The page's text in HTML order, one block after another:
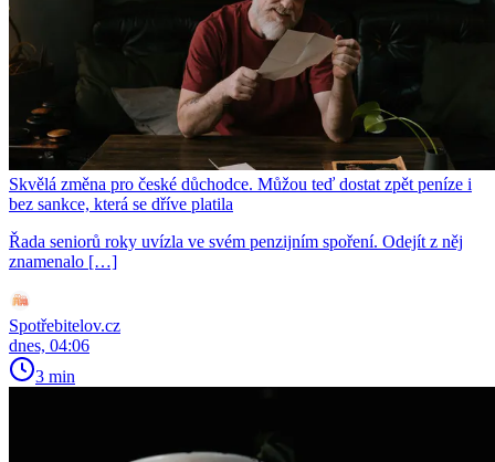
Skvělá změna pro české důchodce. Můžou teď dostat zpět peníze i
bez sankce, která se dříve platila
Řada seniorů roky uvízla ve svém penzijním spoření. Odejít z něj
znamenalo […]
Spotřebitelov.cz
dnes, 04:06
3 min